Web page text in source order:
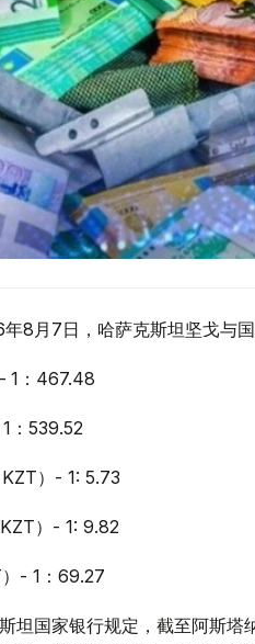
8月7日，哈萨克斯坦坚戈与
1：467.48
：539.52
）- 1: 5.73
）- 1: 9.82
- 1：69.27
坦国家银行规定，截至阿斯